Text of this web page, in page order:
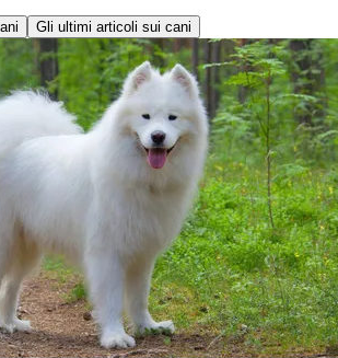
Gli ultimi articoli sui cani